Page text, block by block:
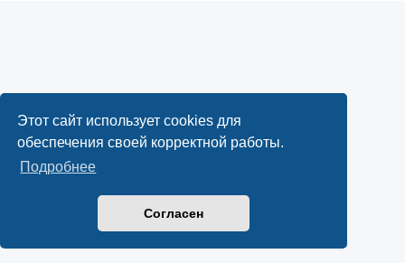
Этот сайт использует cookies для
обеспечения своей корректной работы.
Подробнее
Согласен